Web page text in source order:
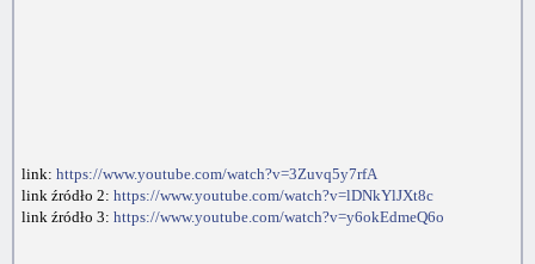
link: https://www.youtube.com/watch?v=3Zuvq5y7rfA
link źródło 2: https://www.youtube.com/watch?v=lDNkYlJXt8c
link źródło 3: https://www.youtube.com/watch?v=y6okEdmeQ6o